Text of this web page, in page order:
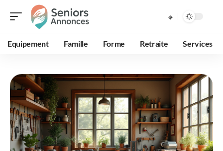
Equipement Famille Forme Retraite Services